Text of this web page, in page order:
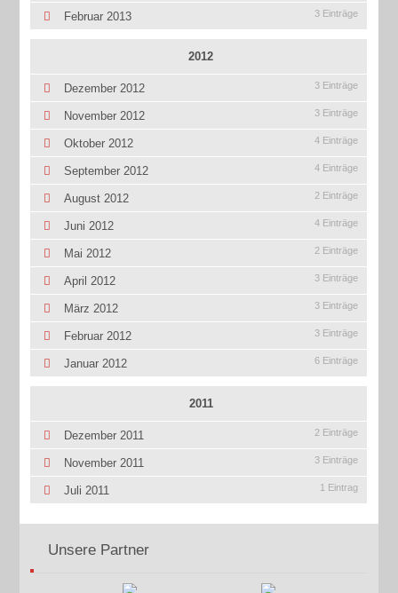
Februar 2013 3 Einträge
2012
Dezember 2012 3 Einträge
November 2012 3 Einträge
Oktober 2012 4 Einträge
September 2012 4 Einträge
August 2012 2 Einträge
Juni 2012 4 Einträge
Mai 2012 2 Einträge
April 2012 3 Einträge
März 2012 3 Einträge
Februar 2012 3 Einträge
Januar 2012 6 Einträge
2011
Dezember 2011 2 Einträge
November 2011 3 Einträge
Juli 2011 1 Eintrag
Unsere Partner